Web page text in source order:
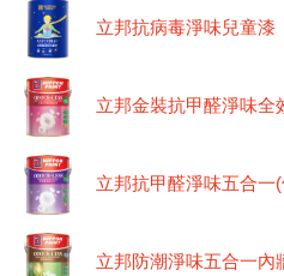
立邦抗病毒淨味兒童漆
立邦金裝抗甲醛淨味全
立邦抗甲醛淨味五合一
立邦防潮淨味五合一內